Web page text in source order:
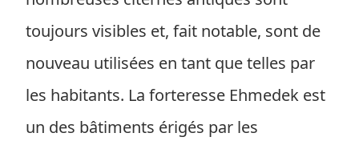
toujours visibles et, fait notable, sont de
nouveau utilisées en tant que telles par
les habitants. La forteresse Ehmedek est
un des bâtiments érigés par les